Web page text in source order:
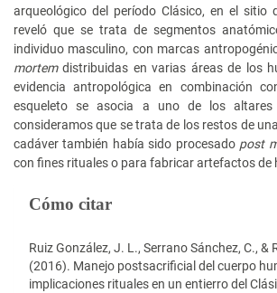
arqueológico del período Clásico, en el sitio
reveló que se trata de segmentos
individuo masculino, con marcas
mortemdistribuidas en varias áreas de los
evidencia antropológica en combinación
esqueleto se asocia a uno de los
consideramos que se trata de los restos de
cadáver también había sido procesado post
con fines rituales o para fabricar artefactos de
Detalles
artículo
Cómo citar
Ruiz González, J. L., Serrano Sánchez, C., &
(2016). Manejo postsacrificial del cuerpo
implicaciones rituales en un entierro del